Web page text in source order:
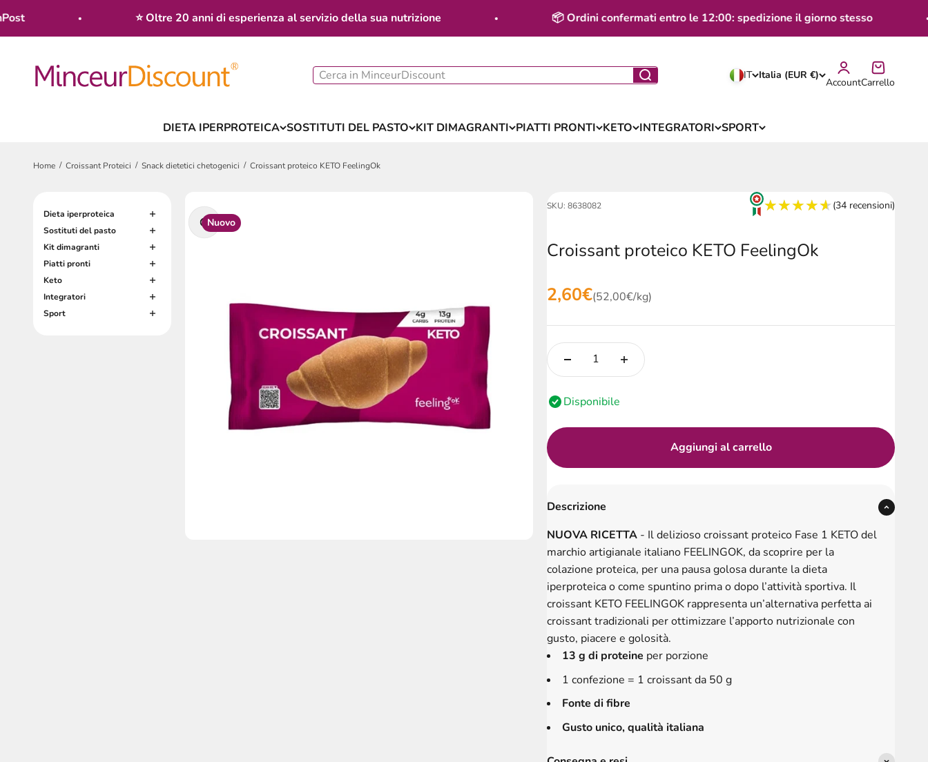
⭐ Oltre 20 anni di esperienza al servizio della sua nutrizione 📦 Ordini confermati entro le 12:00: spedizione il giorno stesso
MinceurDiscount IT Italia (EUR €)
AccountCarrello
DIETA IPERPROTEICA SOSTITUTI DEL PASTO KIT DIMAGRANTI PIATTI PRONTI KETO INTEGRATORI SPORT
Home Croissant Proteici Snack dietetici chetogenici Croissant proteico KETO FeelingOk
Dieta iperproteica
Sostituti del pasto
Kit dimagranti
Piatti pronti
Keto
Integratori
Sport
Nuovo
Ingrandisci immagine
SKU: 8638082 ★★★★★
★★★★★(34 recensioni)
Croissant proteico KETO FeelingOk
Prezzo scontato
2,60€(52,00€/kg)
Disponibile
Aggiungi al carrello
Descrizione
NUOVA RICETTA - Il delizioso croissant proteico Fase 1 KETO del
marchio artigianale italiano FEELINGOK, da scoprire per la
colazione proteica, per una pausa golosa durante la dieta
iperproteica o come spuntino prima o dopo l’attività sportiva. Il
croissant KETO FEELINGOK rappresenta un’alternativa perfetta ai
croissant tradizionali per ottimizzare l’apporto nutrizionale con
gusto, piacere e golosità.
13 g di proteine per porzione
1 confezione = 1 croissant da 50 g
Fonte di fibre
Gusto unico, qualità italiana